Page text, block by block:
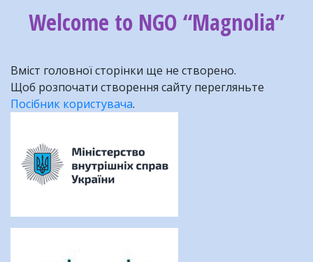
Welcome to NGO “Magnolia”
Вміст головної сторінки ще не створено.
Щоб розпочати створення сайту перегляньте
Посібник користувача.